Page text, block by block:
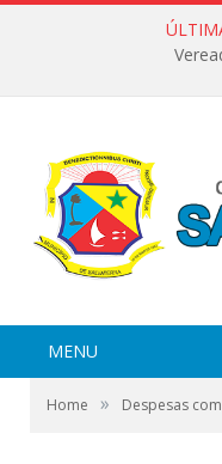
MENU
Home » Despesas